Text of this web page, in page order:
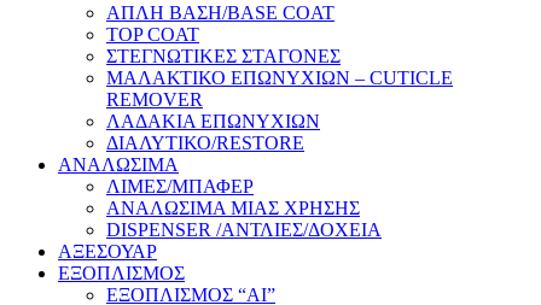
ΑΠΛΗ ΒΑΣΗ/BASE COAT
TOP COAT
ΣΤΕΓΝΩΤΙΚΕΣ ΣΤΑΓΟΝΕΣ
ΜΑΛΑΚΤΙΚΟ ΕΠΩΝΥΧΙΩΝ – CUTICLE
REMOVER
ΛΑΔΑΚΙΑ ΕΠΩΝΥΧΙΩΝ
ΔΙΑΛΥΤΙΚΟ/RESTORE
ΑΝΑΛΩΣΙΜΑ
ΛΙΜΕΣ/ΜΠΑΦΕΡ
ΑΝΑΛΩΣΙΜΑ ΜΙΑΣ ΧΡΗΣΗΣ
DISPENSER /ΑΝΤΛΙΕΣ/ΔΟΧΕΙΑ
ΑΞΕΣΟΥΑΡ
ΕΞΟΠΛΙΣΜΟΣ
ΕΞΟΠΛΙΣΜΟΣ “AI”